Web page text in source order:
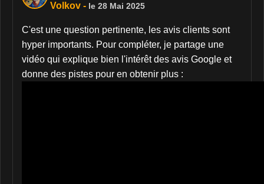
Volkov - le 28 Mai 2025
C'est une question pertinente, les avis clients sont
hyper importants. Pour compléter, je partage une
vidéo qui explique bien l'intérêt des avis Google et
donne des pistes pour en obtenir plus :